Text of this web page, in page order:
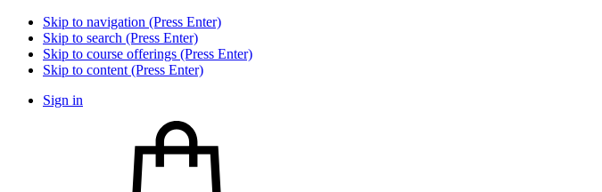
Skip to navigation (Press Enter)
Skip to search (Press Enter)
Skip to course offerings (Press Enter)
Skip to content (Press Enter)
Sign in